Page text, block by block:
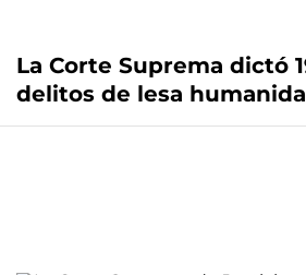
La Corte Suprema dictó
delitos de lesa